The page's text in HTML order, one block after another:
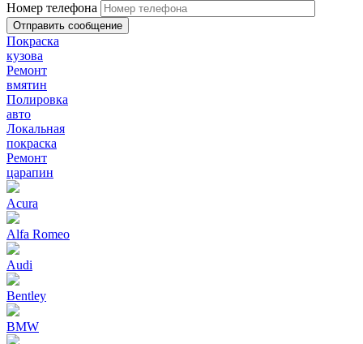
Номер телефона
Покраска
кузова
Ремонт
вмятин
Полировка
авто
Локальная
покраска
Ремонт
царапин
Acura
Alfa Romeo
Audi
Bentley
BMW